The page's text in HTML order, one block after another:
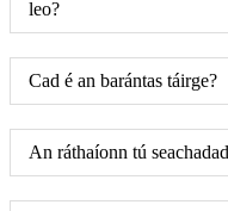
leo?
Cad é an barántas táirge?
An ráthaíonn tú